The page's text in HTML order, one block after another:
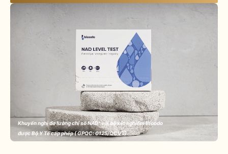
Khuyến nghị đo lường chỉ số NAD⁺ với bộ xét nghiệm Bloodo
được Bộ Y Tế cấp phép ( GPQC: 0125/QCVT)